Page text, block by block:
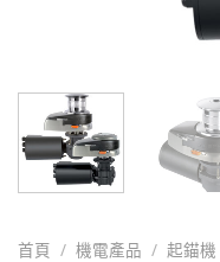
首頁 / 機電產品 / 起錨機